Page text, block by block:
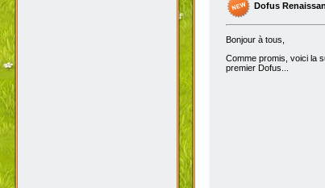
Dofus
Bonjour à tous,
Comme promis, voici la
premier Dofus...